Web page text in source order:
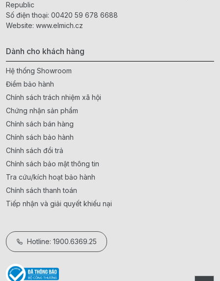
Republic
Số điện thoại: 00420 59 678 6688
Website: www.elmich.cz
Dành cho khách hàng
Hệ thống Showroom
Điểm bảo hành
Chính sách trách nhiệm xã hội
Chứng nhận sản phẩm
Chính sách bán hàng
Chính sách bảo hành
Chính sách đổi trả
Chính sách bảo mật thông tin
Tra cứu/kích hoạt bảo hành
Chính sách thanh toán
Tiếp nhận và giải quyết khiếu nại
Hotline: 1900.6369.25